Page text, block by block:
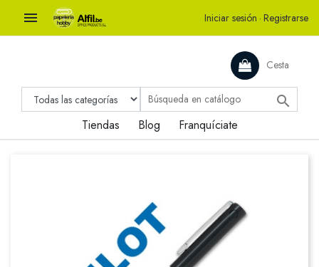
 Iniciar sesión · Registrarse
Cesta

Tiendas Blog Franquíciate